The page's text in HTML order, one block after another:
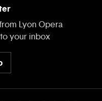
Lyon Opera
your inbox